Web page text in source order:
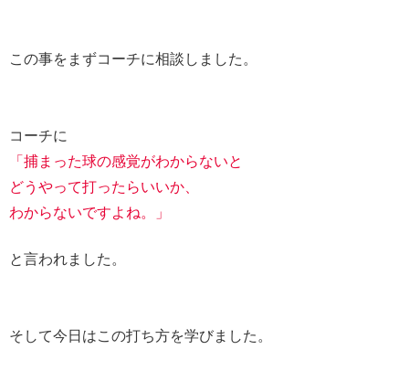
この事をまずコーチに相談しました。
コーチに
「捕まった球の感覚がわからないと
どうやって打ったらいいか、
わからないですよね。」
と言われました。
そして今日はこの打ち方を学びました。